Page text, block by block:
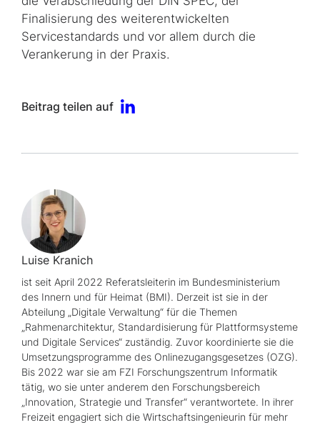
Finalisierung des weiterentwickelten
Servicestandards und vor allem durch die
Verankerung in der Praxis.
Beitrag teilen auf
Luise Kranich
ist seit April 2022 Referatsleiterin im Bundesministerium
des Innern und für Heimat (BMI). Derzeit ist sie in der
Abteilung „Digitale Verwaltung“ für die Themen
„Rahmenarchitektur, Standardisierung für Plattformsysteme
und Digitale Services“ zuständig. Zuvor koordinierte sie die
Umsetzungsprogramme des Onlinezugangsgesetzes (OZG).
Bis 2022 war sie am FZI Forschungszentrum Informatik
tätig, wo sie unter anderem den Forschungsbereich
„Innovation, Strategie und Transfer“ verantwortete. In ihrer
Freizeit engagiert sich die Wirtschaftsingenieurin für mehr